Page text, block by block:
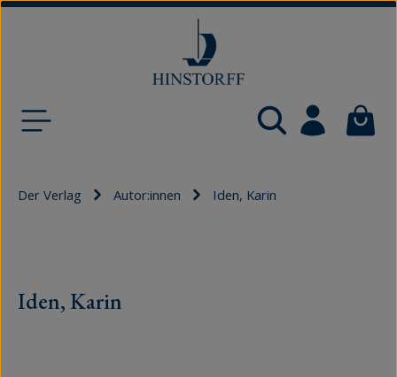
Der Verlag Autor:innen Iden, Karin
Iden, Karin